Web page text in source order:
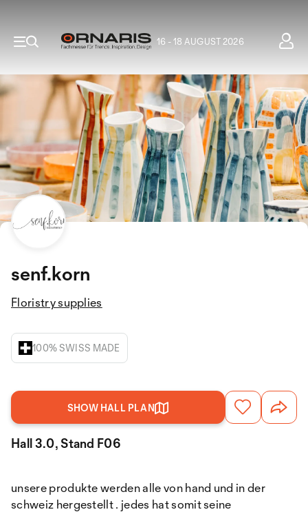
16 - 18 AUGUST 2026
senf.korn
Floristry supplies
100% SWISS MADE
SHOW HALL PLAN
Hall 3.0, Stand F06
unsere produkte werden alle von hand und in der
schweiz hergestellt . jedes hat somit seine